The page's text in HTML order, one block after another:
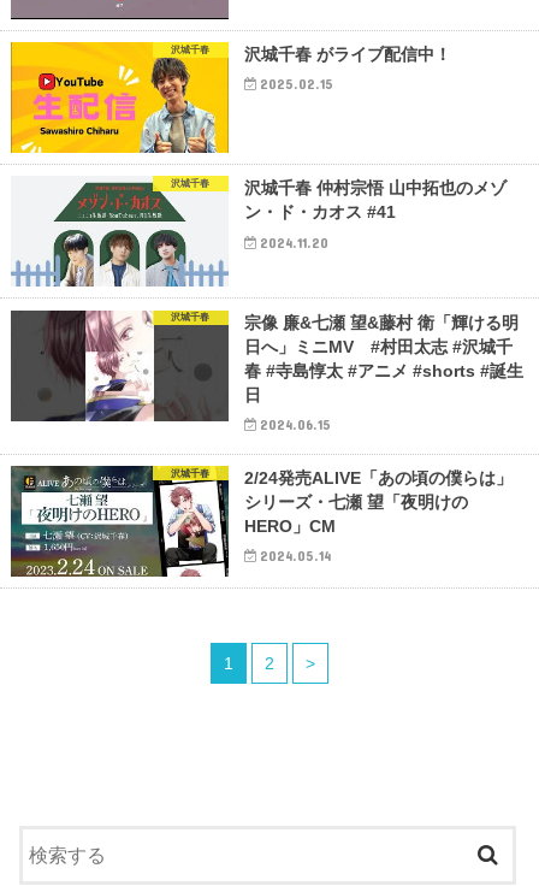
沢城千春 沢城千春 がライブ配信中！
2025.02.15
沢城千春
沢城千春 仲村宗悟 山中拓也のメゾ
ン・ド・カオス #41
2024.11.20
沢城千春
宗像 廉&七瀬 望&藤村 衛「輝ける明
日へ」ミニMV #村田太志 #沢城千
春 #寺島惇太 #アニメ #shorts #誕生
日
2024.06.15
沢城千春
2/24発売ALIVE「あの頃の僕らは」
シリーズ・七瀬 望「夜明けの
HERO」CM
2024.05.14
1 2 >